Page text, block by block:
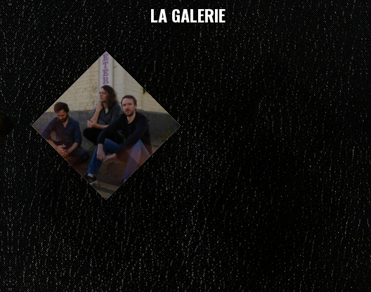
LA GALERIE